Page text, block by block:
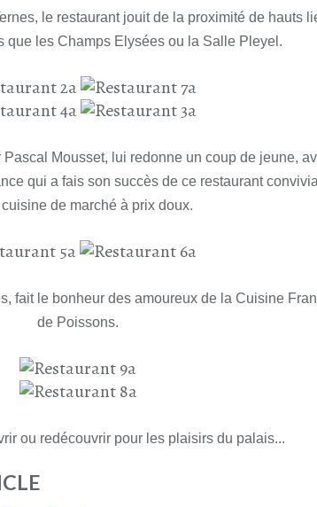
le restaurant jouit de la proximité de hauts
que les Champs Elysées ou la Salle Pleyel.
Pascal Mousset, lui redonne un coup de jeune,
qui a fais son succès de ce restaurant
de marché à prix doux.
fait le bonheur des amoureux de la Cuisine
de Poissons.
ou redécouvrir pour les plaisirs du palais...